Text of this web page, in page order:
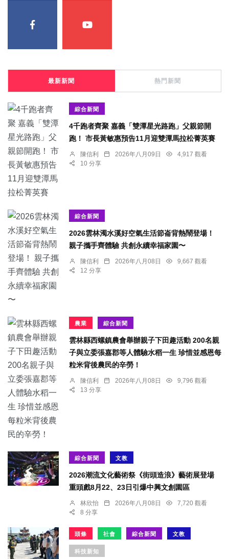
最新新聞 熱門新聞
綜合新聞
4千跑者齊聚 嘉義「雙潭星光路跑」父親節開
跑！ 市長黃敏惠預告11月迎雙潭馬拉松菁英賽
陳信利 2026年八月09日
4,917 觀看
10 分享
綜合新聞
2026雲林濁水溪好空氣生活節崙背熱鬧登場！
親子攜手齊體驗 共創永續幸福家園〜
陳信利 2026年八月08日
9,667 觀看
12 分享
農業 綜合新聞
雲林縣西螺鎮農會舉辦親子下田趣活動 200名親
子與立委張嘉郡等人體驗水稻一生 珍惜並感恩每
粒米背後農民的辛勞！
陳信利 2026年八月08日
9,796 觀看
13 分享
綜合新聞 文教
2026潮流文化藝術祭《街頭造浪》藝術展登場
重頭戲8月22、23日引爆中興文創園區
林欣怡 2026年八月08日
7,720 觀看
8 分享
頭條 社會 綜合新聞 文教
科技新知